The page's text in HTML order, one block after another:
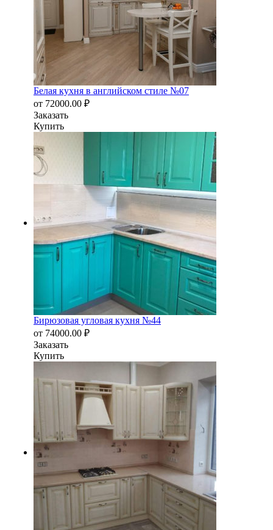
Белая кухня в английском стиле №07
от 72000.00 ₽
Заказать
Купить
Бирюзовая угловая кухня №44
от 74000.00 ₽
Заказать
Купить